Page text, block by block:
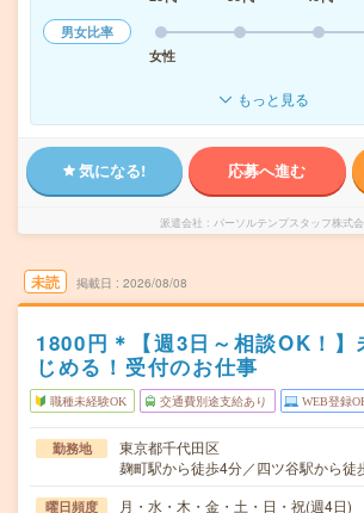
男女比率
女性
もっと見る
気になる! 応募へ進む
派遣会社 パーソルテンプスタッフ株式会
未読 掲載日 2026/08/08
1800円＊【週3日～相談OK！】
じめる！受付のお仕事
職種未経験OK 交通費別途支給あり WEB登録
勤務地
東京都千代田区
麹町駅から徒歩4分／四ツ谷駅から徒
曜日頻度
月・水・木・金・土・日・祝(週4